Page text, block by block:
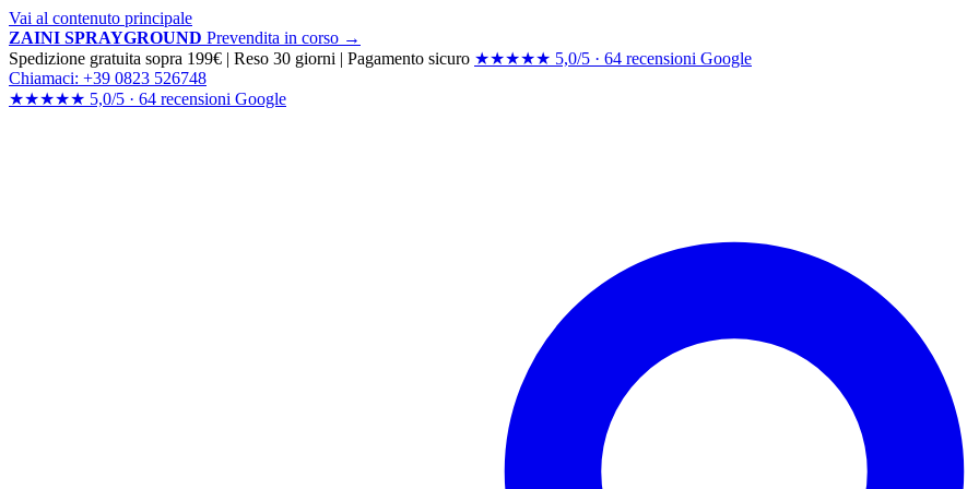
Vai al contenuto principale
ZAINI SPRAYGROUND Prevendita in corso →
Spedizione gratuita sopra 199€ | Reso 30 giorni | Pagamento sicuro ★★★★★ 5,0/5 · 64 recensioni Google
Chiamaci: +39 0823 526748
★★★★★ 5,0/5 · 64 recensioni Google